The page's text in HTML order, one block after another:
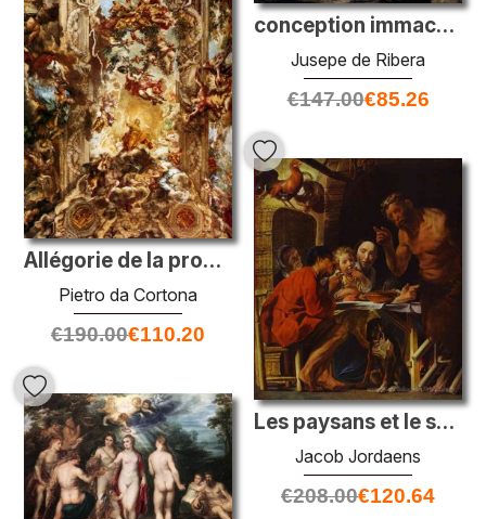
conception immaculée
Jusepe de Ribera
€147.00€85.26
Allégorie de la providence divine et du pouvoir de barberini
Pietro da Cortona
€190.00€110.20
Les paysans et le satyre
Jacob Jordaens
€208.00€120.64